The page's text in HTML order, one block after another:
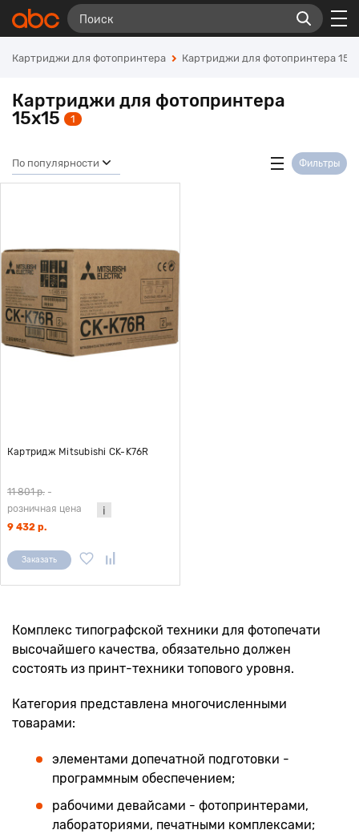
Картриджи для фотопринтера Картриджи для фотопринтера
Картриджи для фотопринтера
15x15
1
По популярности Фильтры
Картридж Mitsubishi CK-K76R
11 801 р. -
розничная цена
9 432 р.
Заказать
Комплекс типографской техники для фотопечати
высочайшего качества, обязательно должен
состоять из принт-техники топового уровня.
Категория представлена многочисленными
товарами:
элементами допечатной подготовки -
программным обеспечением;
рабочими девайсами - фотопринтерами,
лабораториями, печатными комплексами;